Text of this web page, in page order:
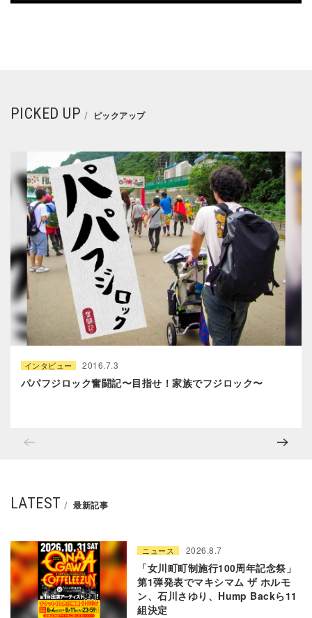
PICKED UP ピックアップ
インタビュー 2016.7.3
パパフジロック奮闘記〜目指せ！家族でフジロック〜
LATEST 最新記事
ニュース 2026.8.7
「女川町町制施行100周年記念祭」
第1弾発表でマキシマム ザ ホルモ
ン、石川さゆり、Hump Backら11
組決定